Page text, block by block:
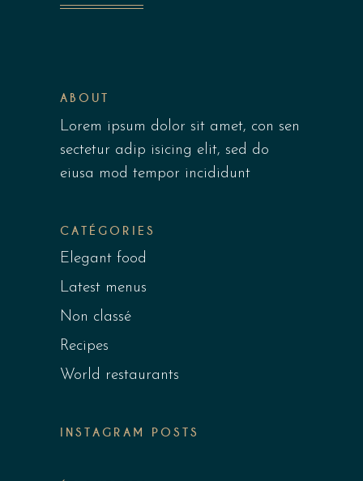
ABOUT
Lorem ipsum dolor sit amet, con sen
sectetur adip isicing elit, sed do
eiusa mod tempor incididunt
CATÉGORIES
Elegant food
Latest menus
Non classé
Recipes
World restaurants
INSTAGRAM POSTS